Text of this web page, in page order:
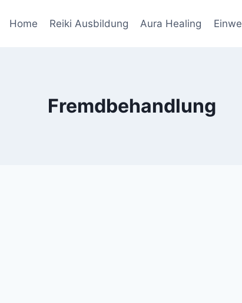
Home Reiki Ausbildung Aura Healing
Fremdbehandlung